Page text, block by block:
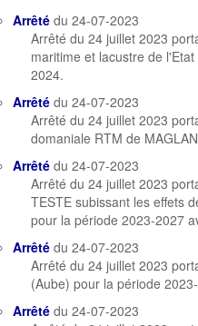
Arrêté du 24-07-2023
Arrêté du 24 juillet 2023
maritime et lacustre de
2024.
Arrêté du 24-07-2023
Arrêté du 24 juillet 2023
domaniale RTM de
Arrêté du 24-07-2023
Arrêté du 24 juillet 2023
TESTE subissant les effets
pour la période 2023-2027
Arrêté du 24-07-2023
Arrêté du 24 juillet 2023
(Aube) pour la période
Arrêté du 24-07-2023